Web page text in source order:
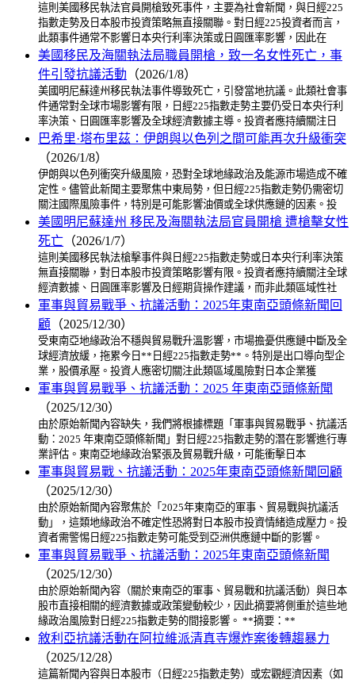
這則美國移民執法官員開槍致死事件，主要為社會新聞，與日經225
指數走勢及日本股市投資策略無直接關聯。對日經225投資者而言，
此類事件通常不影響日本央行利率決策或日圓匯率影響，因此在
美國移民及海關執法局職員開槍，致一名女性死亡，事
件引發抗議活動 （2026/1/8）
美國明尼蘇達州移民執法事件導致死亡，引發當地抗議。此類社會事
件通常對全球市場影響有限，日經225指數走勢主要仍受日本央行利
率決策、日圓匯率影響及全球經濟數據主導。投資者應持續關注日
巴希里·塔布里茲：伊朗與以色列之間可能再次升級衝突
（2026/1/8）
伊朗與以色列衝突升級風險，恐對全球地緣政治及能源市場造成不確
定性。儘管此新聞主要聚焦中東局勢，但日經225指數走勢仍需密切
關注國際風險事件，特別是可能影響油價或全球供應鏈的因素。投
美國明尼蘇達州 移民及海關執法局官員開槍 遭槍擊女性
死亡 （2026/1/7）
這則美國移民執法槍擊事件與日經225指數走勢或日本央行利率決策
無直接關聯，對日本股市投資策略影響有限。投資者應持續關注全球
經濟數據、日圓匯率影響及日經期貨操作建議，而非此類區域性社
軍事與貿易戰爭、抗議活動：2025年東南亞頭條新聞回
顧 （2025/12/30）
受東南亞地緣政治不穩與貿易戰升溫影響，市場擔憂供應鏈中斷及全
球經濟放緩，拖累今日**日經225指數走勢**。特別是出口導向型企
業，股價承壓。投資人應密切關注此類區域風險對日本企業獲
軍事與貿易戰爭、抗議活動：2025 年東南亞頭條新聞
（2025/12/30）
由於原始新聞內容缺失，我們將根據標題「軍事與貿易戰爭、抗議活
動：2025 年東南亞頭條新聞」對日經225指數走勢的潛在影響進行專
業評估。東南亞地緣政治緊張及貿易戰升級，可能衝擊日本
軍事與貿易戰、抗議活動：2025年東南亞頭條新聞回顧
（2025/12/30）
由於原始新聞內容聚焦於「2025年東南亞的軍事、貿易戰與抗議活
動」，這類地緣政治不確定性恐將對日本股市投資情緒造成壓力。投
資者需警惕日經225指數走勢可能受到亞洲供應鏈中斷的影響。
軍事與貿易戰爭、抗議活動：2025年東南亞頭條新聞
（2025/12/30）
由於原始新聞內容（關於東南亞的軍事、貿易戰和抗議活動）與日本
股市直接相關的經濟數據或政策變動較少，因此摘要將側重於這些地
緣政治風險對日經225指數走勢的間接影響。 **摘要：**
敘利亞抗議活動在阿拉維派清真寺爆炸案後轉趨暴力
（2025/12/28）
這篇新聞內容與日本股市（日經225指數走勢）或宏觀經濟因素（如